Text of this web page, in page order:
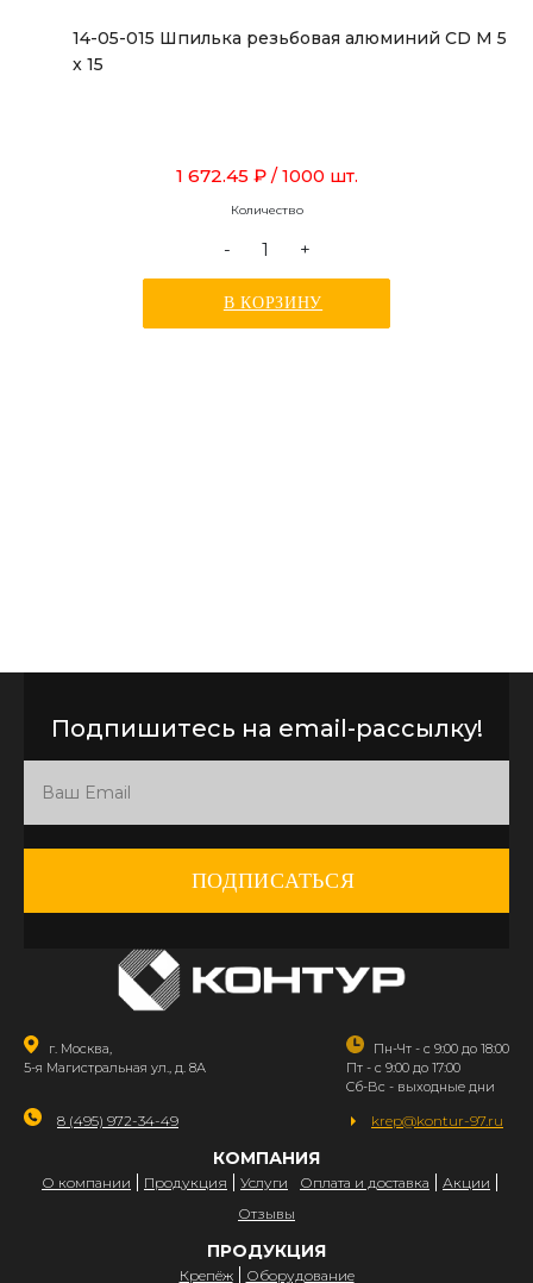
14-05-015 Шпилька резьбовая алюминий CD M 5
x 15
1 672.45 ₽ / 1000 шт.
Количество
- +
В КОРЗИНУ
Подпишитесь на email-рассылку!
ПОДПИСАТЬСЯ
г. Москва,
5-я Магистральная ул., д. 8А
Пн-Чт - с 9:00 до 18:00
Пт - с 9:00 до 17:00
Сб-Вс - выходные дни
8 (495) 972-34-49 krep@kontur-97.ru
КОМПАНИЯ
О компании Продукция Услуги Оплата и доставка
Акции
Отзывы
ПРОДУКЦИЯ
Крепёж Оборудование